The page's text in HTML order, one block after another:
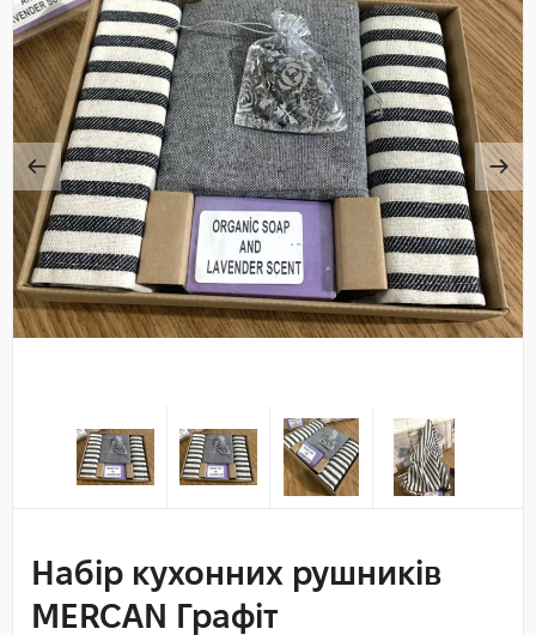
Набір кухонних рушників
MERCAN Графіт